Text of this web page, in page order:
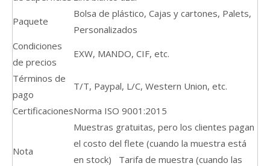
Paquete
Bolsa de plástico, Cajas y cartones, Palets,
Personalizados
Condiciones
de precios
EXW, MANDO, CIF, etc.
Términos de
pago
T/T, Paypal, L/C, Western Union, etc.
CertificacionesNorma ISO 9001:2015
Nota
Muestras gratuitas, pero los clientes pagan
el costo del flete (cuando la muestra está
en stock) Tarifa de muestra (cuando las